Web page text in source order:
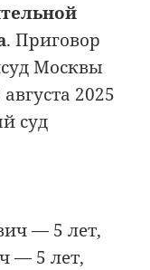
. Приговор
Москвы
2025
суд
— 5 лет,
— 5 лет,